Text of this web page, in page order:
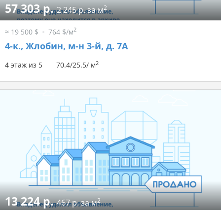
57 303 р.2 245 р. за м2
≈ 19 500 $ 764 $/м2
4-к., Жлобин, м-н 3-й, д. 7А
4 этаж из 5 70.4/25.5/ м2
13 224 р.467 р. за м2